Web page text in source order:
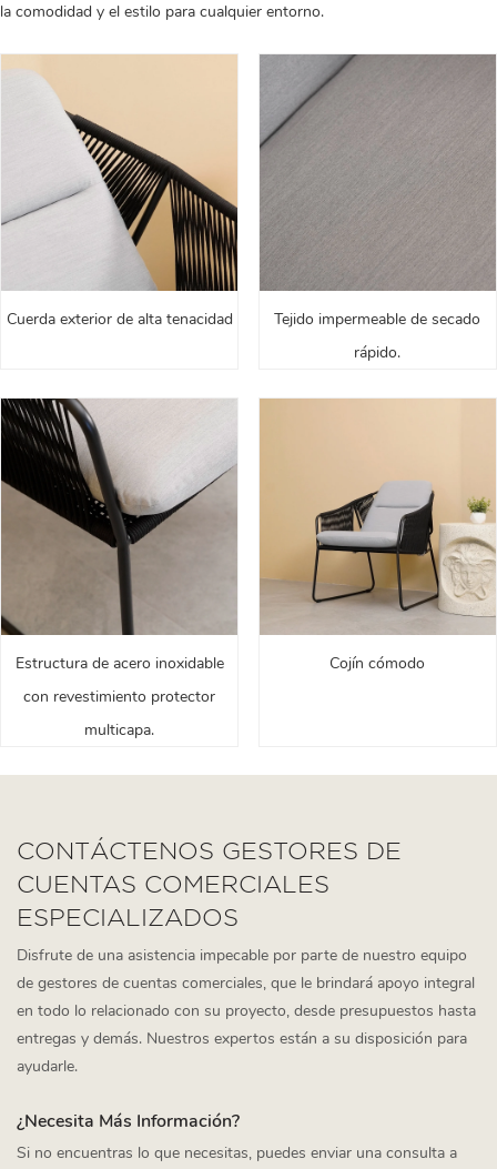
la comodidad y el estilo para cualquier entorno.
Cuerda exterior de alta tenacidad
Tejido impermeable de secado
rápido.
Estructura de acero inoxidable
con revestimiento protector
multicapa.
Cojín cómodo
CONTÁCTENOS GESTORES DE
CUENTAS COMERCIALES
ESPECIALIZADOS
Disfrute de una asistencia impecable por parte de nuestro equipo
de gestores de cuentas comerciales, que le brindará apoyo integral
en todo lo relacionado con su proyecto, desde presupuestos hasta
entregas y demás. Nuestros expertos están a su disposición para
ayudarle.
¿Necesita Más Información?
Si no encuentras lo que necesitas, puedes enviar una consulta a